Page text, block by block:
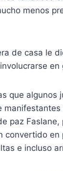
menos
que algunos
paz
convertido
e incluso